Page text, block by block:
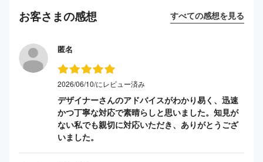
お客さまの感想 すべての感想を見る
匿名
2026/06/10/にレビュー済み
デザイナーさんのアドバイスがわかり易く、迅速
かつ丁寧な対応で素晴らしと思いました。知見が
ない私でも親切に対応いただき、ありがとうござ
いました。